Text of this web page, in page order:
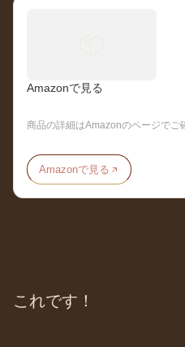
Amazonで見る
商品の詳細はAmazonのページでご
Amazonで見る
これです！